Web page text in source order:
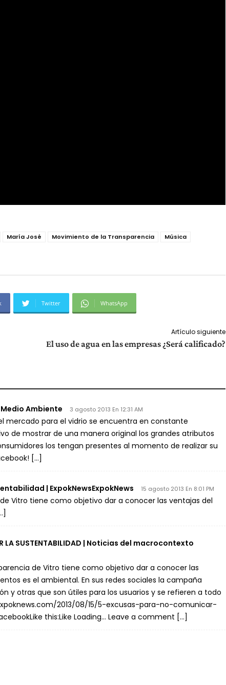
María José Movimiento de la Transparencia
Música
Twitter WhatsApp
Artículo siguiente
El uso de agua en las empresas ¿Será calificado?
Ambiente 3 agosto 2013 En 12:31 AM
mercado para el vidrio se encuentra en constante
de mostrar de una manera original los grandes atributos
los tengan presentes al momento de realizar su
[…]
| ExpokNewsExpokNews 15 agosto 2013 En 8:01 PM
Vitro tiene como objetivo dar a conocer las ventajas del
LA SUSTENTABILIDAD | Noticias del macrocontexto
de Vitro tiene como objetivo dar a conocer las
es el ambiental. En sus redes sociales la campaña
y otras que son útiles para los usuarios y se refieren a todo
2013/08/15/5-excusas-para-no-comunicar-
this:Like Loading… Leave a comment […]